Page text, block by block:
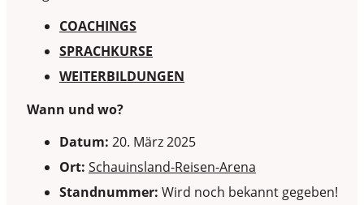
COACHINGS
SPRACHKURSE
WEITERBILDUNGEN
Wann und wo?
Datum: 20. März 2025
Ort: Schauinsland-Reisen-Arena
Standnummer: Wird noch bekannt gegeben!